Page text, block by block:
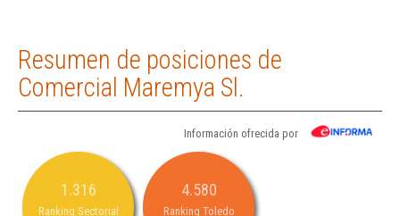
Resumen de posiciones de
Comercial Maremya Sl.
Información ofrecida por
1.316
Ranking Sectorial
4.580
Ranking Toledo